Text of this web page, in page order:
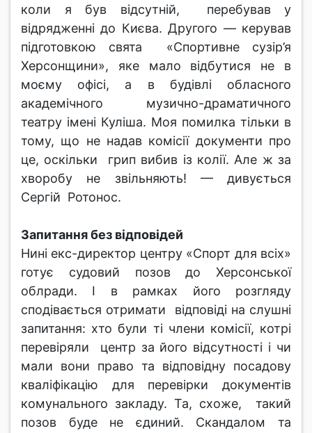
коли я був відсутній, перебував у
відрядженні до Києва. Другого — керував
підготовкою свята «Спортивне сузір’я
Херсонщини», яке мало відбутися не в
моєму офісі, а в будівлі обласного
академічного музично-драматичного
театру імені Куліша. Моя помилка тільки в
тому, що не надав комісії документи про
це, оскільки грип вибив із колії. Але ж за
хворобу не звільняють! — дивується
Сергій Ротонос.
Запитання без відповідей
Нині екс-директор центру «Спорт для всіх»
готує судовий позов до Херсонської
облради. І в рамках його розгляду
сподівається отримати відповіді на слушні
запитання: хто були ті члени комісії, котрі
перевіряли центр за його відсутності і чи
мали вони право та відповідну посадову
кваліфікацію для перевірки документів
комунального закладу. Та, схоже, такий
позов буде не єдиний. Скандалом та